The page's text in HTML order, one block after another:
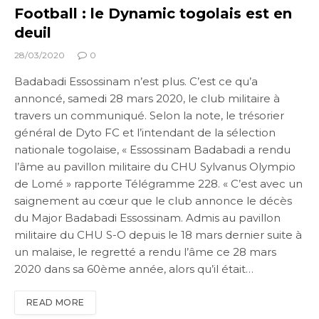
Football : le Dynamic togolais est en
deuil
28/03/2020 0
Badabadi Essossinam n’est plus. C’est ce qu’a
annoncé, samedi 28 mars 2020, le club militaire à
travers un communiqué. Selon la note, le trésorier
général de Dyto FC et l’intendant de la sélection
nationale togolaise, « Essossinam Badabadi a rendu
l’âme au pavillon militaire du CHU Sylvanus Olympio
de Lomé » rapporte Télégramme 228. « C’est avec un
saignement au cœur que le club annonce le décès
du Major Badabadi Essossinam. Admis au pavillon
militaire du CHU S-O depuis le 18 mars dernier suite à
un malaise, le regretté a rendu l’âme ce 28 mars
2020 dans sa 60ème année, alors qu’il était…
READ MORE